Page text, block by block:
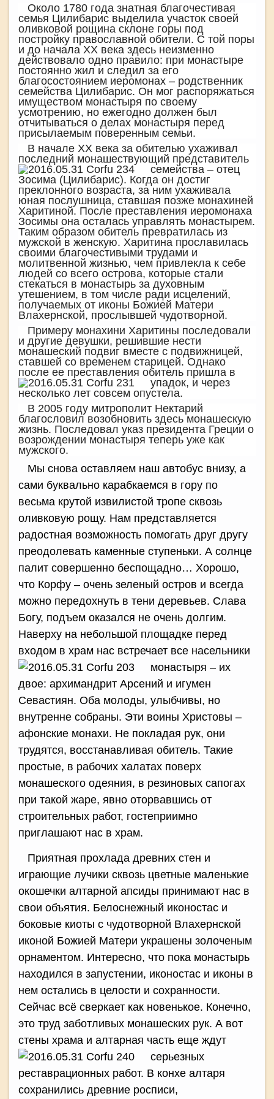
Около 1780 года знатная благочестивая
семья Цилибарис выделила участок своей
оливковой рощина склоне горы под
постройку православной обители. С той поры
и до начала XX века здесь неизменно
действовало одно правило: при монастыре
постоянно жил и следил за его
благосостоянием иеромонах – родственник
семейства Цилибарис. Он мог распоряжаться
имуществом монастыря по своему
усмотрению, но ежегодно должен был
отчитываться о делах монастыря перед
присылаемым поверенным семьи.
В начале XX века за обителью ухаживал
последний монашествующий представитель
семейства – отец
Зосима (Цилибарис). Когда он достиг
преклонного возраста, за ним ухаживала
юная послушница, ставшая позже монахиней
Харитиной. После преставления иеромонаха
Зосимы она осталась управлять монастырем.
Таким образом обитель превратилась из
мужской в женскую. Харитина прославилась
своими благочестивыми трудами и
молитвенной жизнью, чем привлекла к себе
людей со всего острова, которые стали
стекаться в монастырь за духовным
утешением, в том числе ради исцелений,
получаемых от иконы Божией Матери
Влахернской, прослывшей чудотворной.
Примеру монахини Харитины последовали
и другие девушки, решившие нести
монашеский подвиг вместе с подвижницей,
ставшей со временем старицей. Однако
после ее преставления обитель пришла в
упадок, и через
несколько лет совсем опустела.
В 2005 году митрополит Нектарий
благословил возобновить здесь монашескую
жизнь. Последовал указ президента Греции о
возрождении монастыря теперь уже как
мужского.
Мы снова оставляем наш автобус внизу, а
сами буквально карабкаемся в гору по
весьма крутой извилистой тропе сквозь
оливковую рощу. Нам представляется
радостная возможность помогать друг другу
преодолевать каменные ступеньки. А солнце
палит совершенно беспощадно… Хорошо,
что Корфу – очень зеленый остров и всегда
можно передохнуть в тени деревьев. Слава
Богу, подъем оказался не очень долгим.
Наверху на небольшой площадке перед
входом в храм нас встречает все насельники
монастыря – их
двое: архимандрит Арсений и игумен
Севастиян. Оба молоды, улыбчивы, но
внутренне собраны. Эти воины Христовы –
афонские монахи. Не покладая рук, они
трудятся, восстанавливая обитель. Такие
простые, в рабочих халатах поверх
монашеского одеяния, в резиновых сапогах
при такой жаре, явно оторвавшись от
строительных работ, гостеприимно
приглашают нас в храм.
Приятная прохлада древних стен и
играющие лучики сквозь цветные маленькие
окошечки алтарной апсиды принимают нас в
свои объятия. Белоснежный иконостас и
боковые киоты с чудотворной Влахернской
иконой Божией Матери украшены золоченым
орнаментом. Интересно, что пока монастырь
находился в запустении, иконостас и иконы в
нем остались в целости и сохранности.
Сейчас всё сверкает как новенькое. Конечно,
это труд заботливых монашеских рук. А вот
стены храма и алтарная часть еще ждут
серьезных
реставрационных работ. В конхе алтаря
сохранились древние росписи,